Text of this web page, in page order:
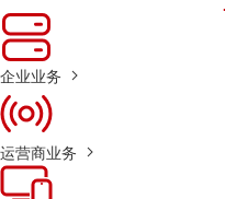
企业业务
运营商业务